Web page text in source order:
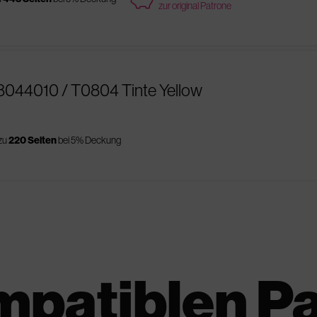
zur original Patrone
/ T0804 Tinte Yellow
220 Seitenbei 5% Deckung